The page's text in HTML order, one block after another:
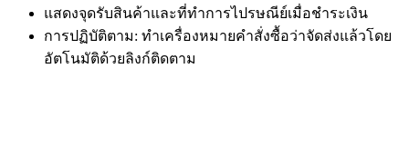
แสดงจุดรับสินค้าและที่ทำการไปรษณีย์เมื่อชำระเงิน
การปฏิบัติตาม: ทำเครื่องหมายคำสั่งซื้อว่าจัดส่งแล้วโดย
อัตโนมัติด้วยลิงก์ติดตาม